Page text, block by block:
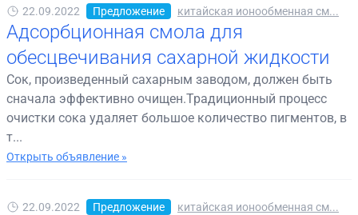
22.09.2022 Предложение китайская ионообменная см...
Адсорбционная смола для
обесцвечивания сахарной жидкости
Сок, произведенный сахарным заводом, должен быть
сначала эффективно очищен.Традиционный процесс
очистки сока удаляет большое количество пигментов, в
т...
Открыть объявление »
22.09.2022 Предложение китайская ионообменная см...